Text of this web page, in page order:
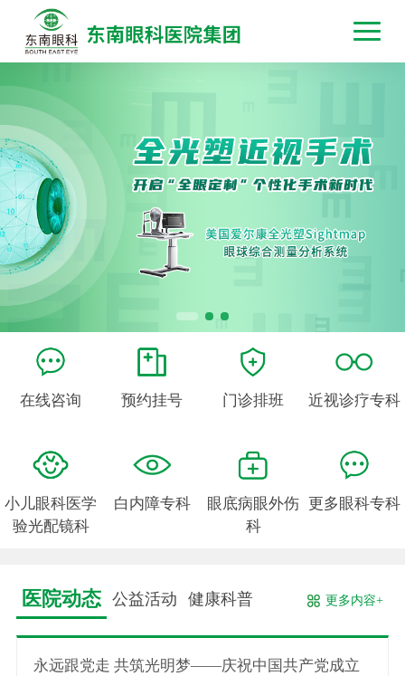
在线咨询 预约挂号 门诊排班 近视诊疗专科
小儿眼科医学
验光配镜科
白内障专科
眼底病眼外伤
科
更多眼科专科
医院动态 公益活动 健康科普 更多内容+
永远跟党走 共筑光明梦——庆祝中国共产党成立